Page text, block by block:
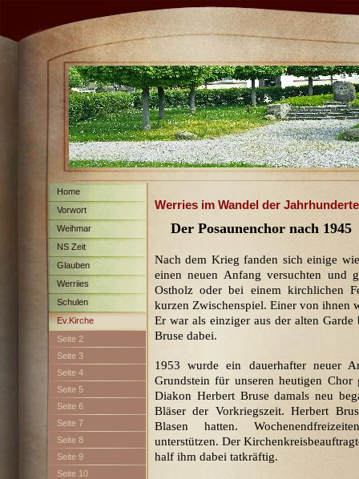
Home
Vorwort
Weihmar
NS Zeit
Glauben
Werriies
Schulen
Ev.Kirche
Seite 2
Seite 3
Seite 4
Seite 5
Seite 6
Seite 7
Seite 8
Seite 9
Seite 10
Werries im Wandel der
Der Posaunenchor nach 1945
Nach dem Krieg fanden sich einige
einen neuen Anfang versuchten und
Ostholz oder bei einem kirchlichen
kurzen Zwischenspiel. Einer von ihnen
Er war als einziger aus der alten
Bruse dabei.
1953 wurde ein dauerhafter neuer
Grundstein für unseren heutigen
Diakon Herbert Brusedamals neu
Bläser der Vorkriegszeit. Herbert
Blasen hatten.
unterstützen. Der
half ihm dabei tatkräftig.